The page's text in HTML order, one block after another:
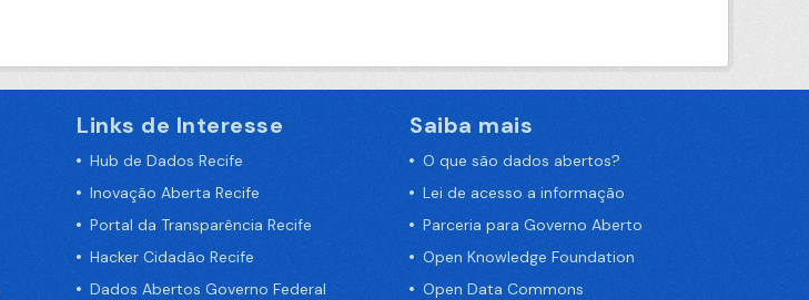
Links de Interesse
Hub de Dados Recife
Inovação Aberta Recife
Portal da Transparência Recife
Hacker Cidadão Recife
Dados Abertos Governo Federal
Saiba mais
O que são dados abertos?
Lei de acesso a informação
Parceria para Governo Aberto
Open Knowledge Foundation
Open Data Commons